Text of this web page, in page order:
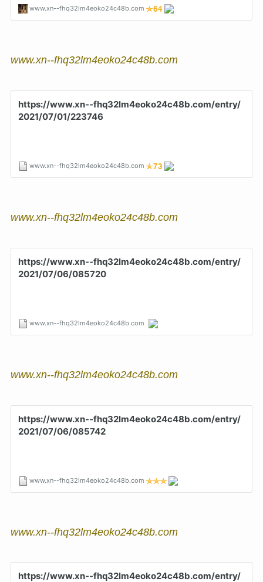
www.xn--fhq32lm4eoko24c48b.com
www.xn--fhq32lm4eoko24c48b.com
www.xn--fhq32lm4eoko24c48b.com
www.xn--fhq32lm4eoko24c48b.com